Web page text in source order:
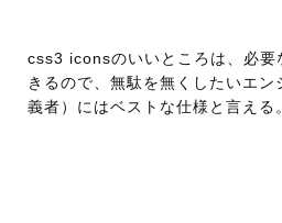
css3 iconsのいいところは、必要
きるので、無駄を無くしたいエン
義者）にはベストな仕様と言える。